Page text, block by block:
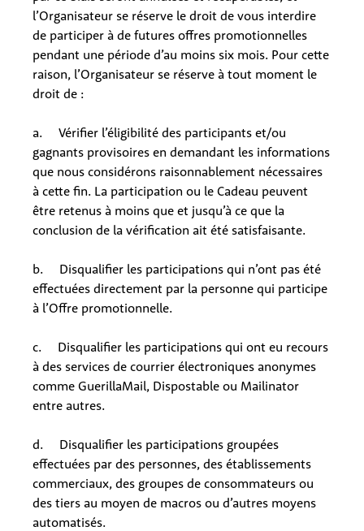
l’Organisateur se réserve le droit de vous interdire
de participer à de futures offres promotionnelles
pendant une période d’au moins six mois. Pour cette
raison, l’Organisateur se réserve à tout moment le
droit de :
a. Vérifier l’éligibilité des participants et/ou
gagnants provisoires en demandant les informations
que nous considérons raisonnablement nécessaires
à cette fin. La participation ou le Cadeau peuvent
être retenus à moins que et jusqu’à ce que la
conclusion de la vérification ait été satisfaisante.
b. Disqualifier les participations qui n’ont pas été
effectuées directement par la personne qui participe
à l’Offre promotionnelle.
c. Disqualifier les participations qui ont eu recours
à des services de courrier électroniques anonymes
comme GuerillaMail, Dispostable ou Mailinator
entre autres.
d. Disqualifier les participations groupées
effectuées par des personnes, des établissements
commerciaux, des groupes de consommateurs ou
des tiers au moyen de macros ou d’autres moyens
automatisés.